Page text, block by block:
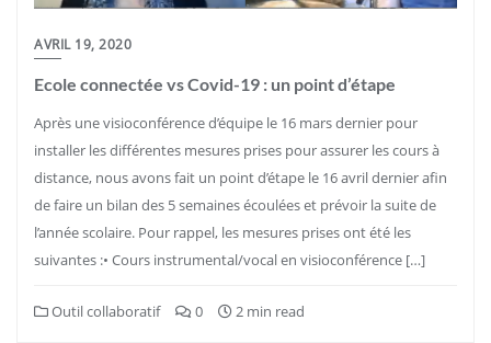
AVRIL 19, 2020
Ecole connectée vs Covid-19 : un point d’étape
Après une visioconférence d’équipe le 16 mars dernier pour
installer les différentes mesures prises pour assurer les cours à
distance, nous avons fait un point d’étape le 16 avril dernier afin
de faire un bilan des 5 semaines écoulées et prévoir la suite de
l’année scolaire. Pour rappel, les mesures prises ont été les
suivantes :• Cours instrumental/vocal en visioconférence […]
Outil collaboratif 0 2 min read